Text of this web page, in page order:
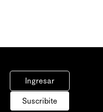
Ingresar
Suscribite